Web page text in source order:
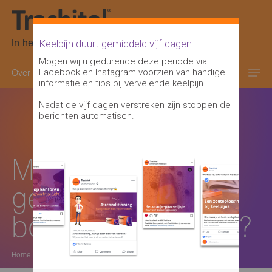
In het oranje-paarse doosje
Over keelpijn Keelontsteking informatie
Mag je Trachitol
gebruiken als je
borstvoeding geeft?
Home
Keelpijn duurt gemiddeld vijf dagen…
Mogen wij u gedurende deze periode via
Facebook en Instagram voorzien van handige
informatie en tips bij vervelende keelpijn.
Nadat de vijf dagen verstreken zijn stoppen de
berichten automatisch.